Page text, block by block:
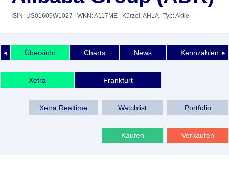
ISIN: US01609W1027 | WKN: A117ME | Kürzel: AHLA| Typ: Aktie
◄ ►
Übersicht Charts News Kennzahlen
Xetra Frankfurt
Xetra Realtime Watchlist Portfolio
Kaufen Verkaufen